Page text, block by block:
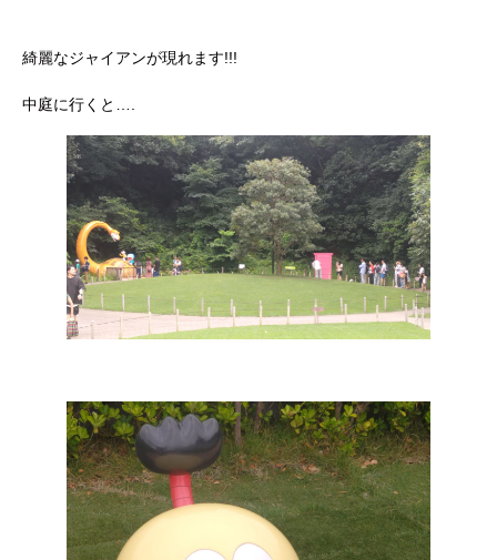
綺麗なジャイアンが現れます!!!
中庭に行くと….